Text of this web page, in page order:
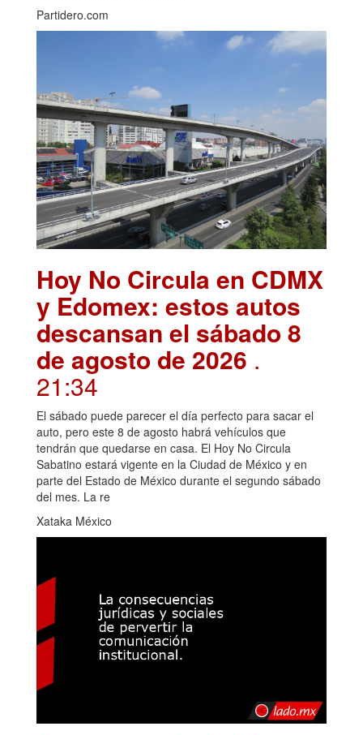
Partidero.com
Hoy No Circula en CDMX
y Edomex: estos autos
descansan el sábado 8
de agosto de 2026 .
21:34
El sábado puede parecer el día perfecto para sacar el
auto, pero este 8 de agosto habrá vehículos que
tendrán que quedarse en casa. El Hoy No Circula
Sabatino estará vigente en la Ciudad de México y en
parte del Estado de México durante el segundo sábado
del mes. La re
Xataka México